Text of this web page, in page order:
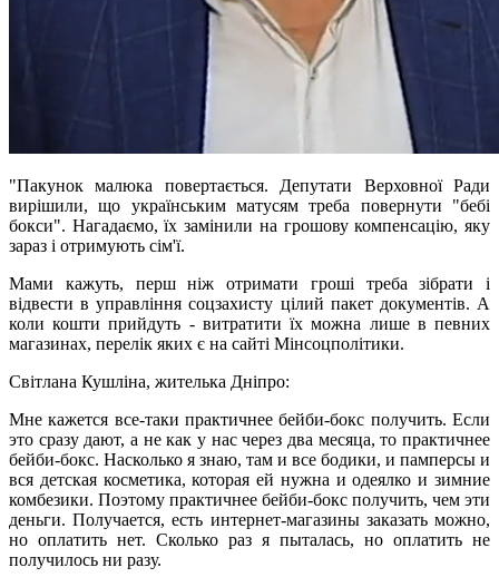
"Пакунок малюка повертається. Депутати Верховної Ради
вирішили, що українським матусям треба повернути "бебі
бокси". Нагадаємо, їх замінили на грошову компенсацію, яку
зараз і отримують сім'ї.
Мами кажуть, перш ніж отримати гроші треба зібрати і
відвести в управління соцзахисту цілий пакет документів. А
коли кошти прийдуть - витратити їх можна лише в певних
магазинах, перелік яких є на сайті Мінсоцполітики.
Світлана Кушліна, жителька Дніпро:
Мне кажется все-таки практичнее бейби-бокс получить. Если
это сразу дают, а не как у нас через два месяца, то практичнее
бейби-бокс. Насколько я знаю, там и все бодики, и памперсы и
вся детская косметика, которая ей нужна и одеялко и зимние
комбезики. Поэтому практичнее бейби-бокс получить, чем эти
деньги. Получается, есть интернет-магазины заказать можно,
но оплатить нет. Сколько раз я пыталась, но оплатить не
получилось ни разу.